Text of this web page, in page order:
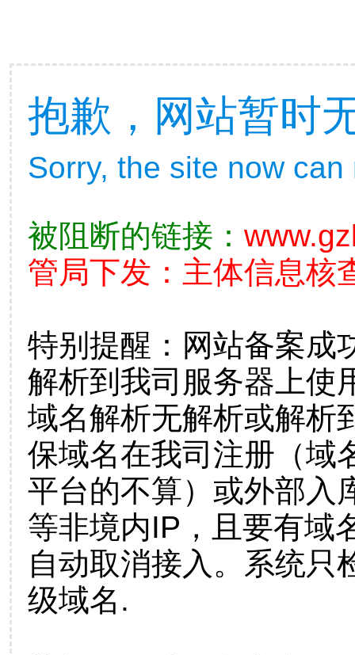
抱歉，网站暂时
Sorry, the site now
被阻断的链接：
管局下发：主体信息核
特别提醒：网站备案成
解析到我司服务器上使
域名解析无解析或解析
保域名在我司注册（域
平台的不算）或外部入
等非境内IP，且要有域
自动取消接入。系统只
级域名.